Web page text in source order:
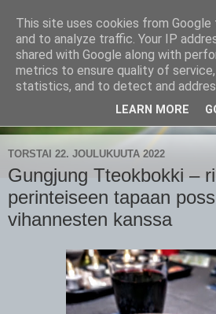
CampaSimpukka
kammen- ja kauhanpyöritystä
TORSTAI 22. JOULUKUUTA 2022
Gungjung Tteokbokki –
perinteiseen tapaan
vihannesten kanssa
This site uses cookies from
and to analyze traffic. Your IP
shared with Google along with
metrics to ensure quality of
statistics, and to detect and
LEARN MORE